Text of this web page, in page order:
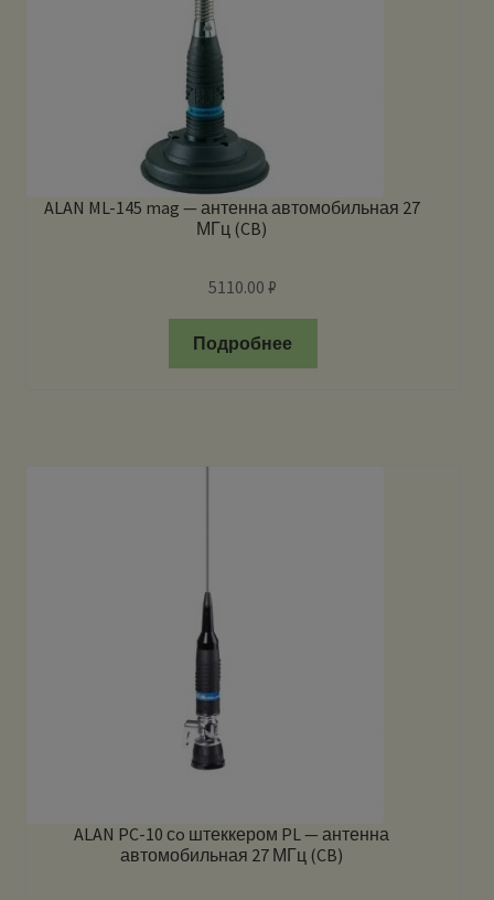
ALAN ML-145 mag — антенна автомобильная 27
МГц (CB)
5110.00₽
Подробнее
ALAN PC-10 сo штеккером PL — антенна
автомобильная 27 МГц (CB)